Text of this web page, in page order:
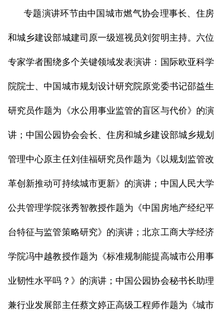
专题演讲环节由中国城市燃气协会理事长、住房
和城乡建设部城建司原一级巡视员刘贺明主持。六位
专家学者围绕多个关键领域发表演讲：国际欧亚科学
院院士、中国城市规划设计研究院原党委书记邵益生
研究员作题为《水公用事业监管的盲区与代价》的演
讲；中国公园协会会长、住房和城乡建设部城乡规划
管理中心原主任刘佳福研究员作题为《以规划监管改
革创新推动可持续城市更新》的演讲；中国人民大学
公共管理学院张秀智教授作题为《中国房地产经纪平
台特征与监管策略研究》的演讲；北京工商大学经济
学院冯中越教授作题为《标准规制能提高城市公用事
业韧性水平吗？》的演讲；中国公园协会秘书长助理
兼行业发展部主任蔡文婷正高级工程师作题为《城市